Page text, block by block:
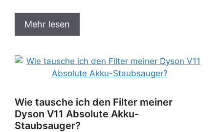
Mehr lesen
Wie tausche ich den Filter meiner
Dyson V11 Absolute Akku-
Staubsauger?